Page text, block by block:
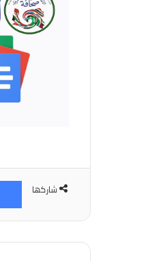
شاركها